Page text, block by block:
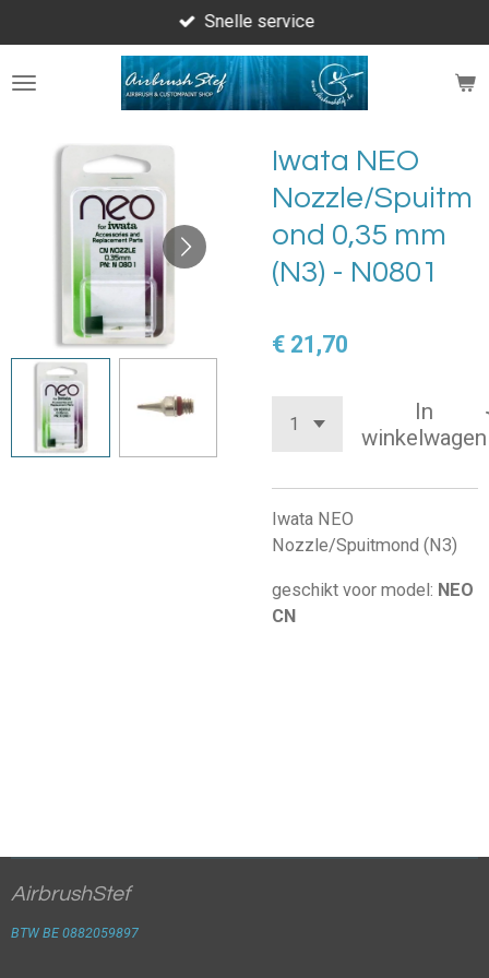
direct
naar
Snelle service
Iwata NEO
Nozzle/Spuitm
ond 0,35 mm
(N3) - N0801
€ 21,70
In
winkelwagen
Iwata NEO
Nozzle/Spuitmond (N3)
geschikt voor model: NEO
CN
AirbrushStef
BTW BE 0882059897